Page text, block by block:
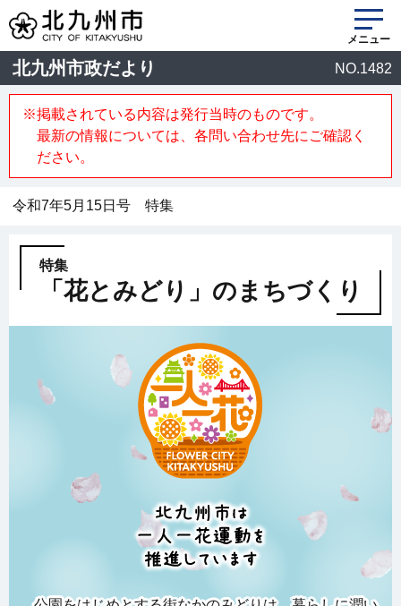
メニュー
北九州市政だより NO.1482
※掲載されている内容は発行当時のものです。
最新の情報については、各問い合わせ先にご確認く
ださい。
令和7年5月15日号 特集
特集
「花とみどり」のまちづくり